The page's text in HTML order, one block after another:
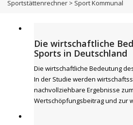
Sportstättenrechner > Sport Kommunal
Die wirtschaftliche
Sports in Deutschland
Die wirtschaftliche Bedeutung
In der Studie werden
nachvollziehbare Ergebnisse zum
Wertschöpfungsbeitrag und zur